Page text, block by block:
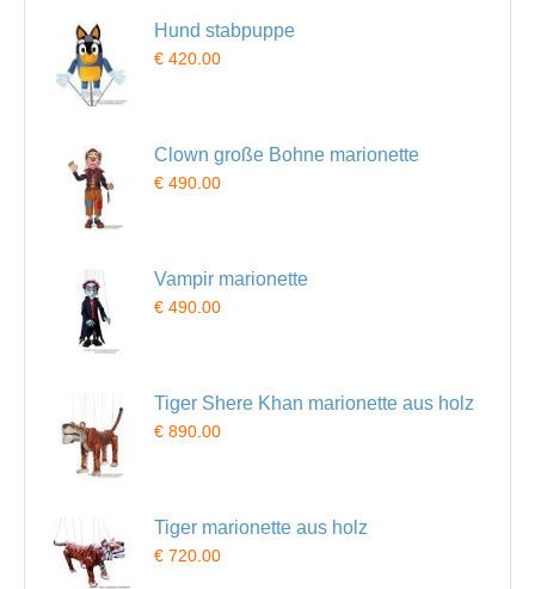
Hund stabpuppe
€ 420.00
Clown große Bohne marionette
€ 490.00
Vampir marionette
€ 490.00
Tiger Shere Khan marionette aus holz
€ 890.00
Tiger marionette aus holz
€ 720.00